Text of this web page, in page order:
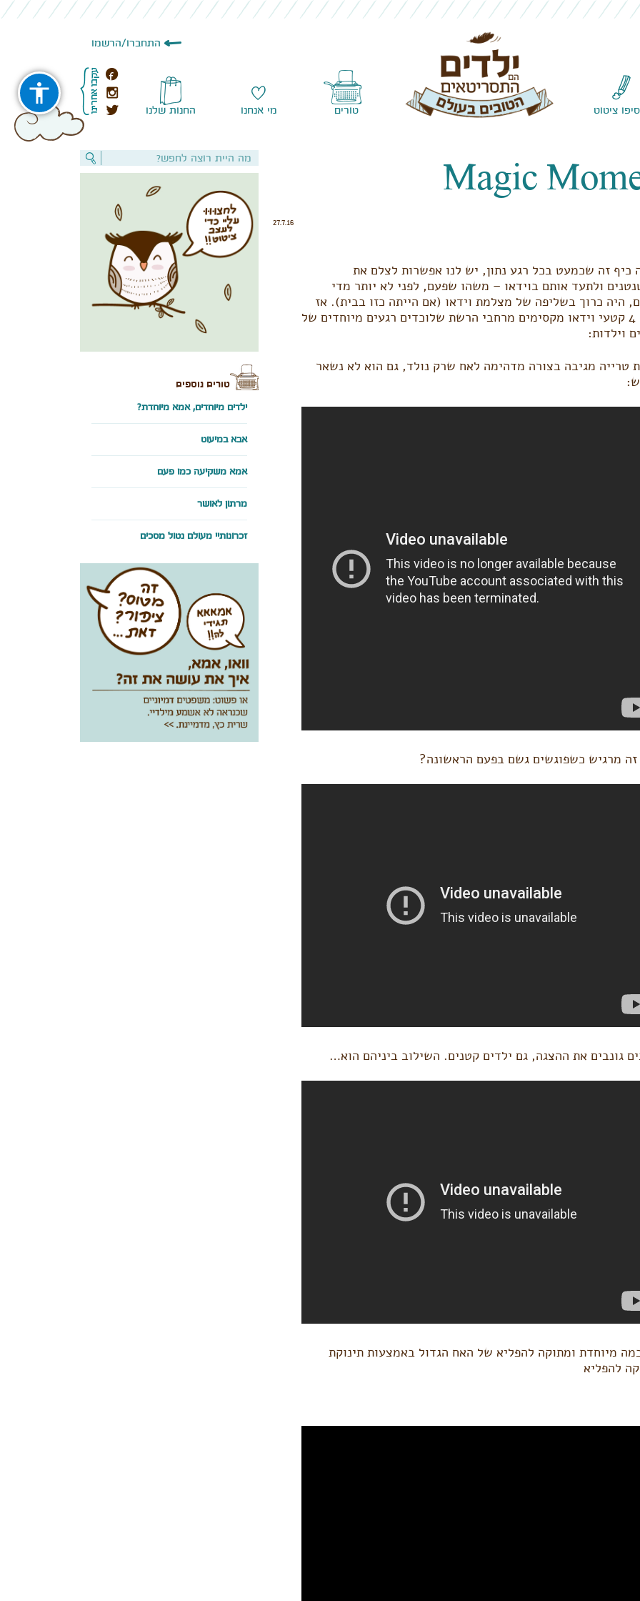
התחברו/הרשמו
Skip to content
ציטוט טורים מי אנחנו החנות שלנו
טורים נוספים
ילדים מיוחדים, אמא מיוחדת?
אבא במיעוט
אמא משקיעה כמו פעם
מרתון לאושר
זכרונותיי מעולם נטול מסכים
Magic
27.7.16
כיף זה שכמעט בכל רגע נתון, יש לנו אפשרות לצלם את
ולתעד אותם בוידאו – משהו שפעם, לפני לא יותר מדי
היה כרוך בשליפה של מצלמת וידאו (אם הייתה כזו בבית). אז
הנה 4 קטעי וידאו מקסימים מרחבי הרשת שלוכדים רגעים מיוחדים של
וילדות:
טרייה מגיבה בצורה מדהימה לאח שרק נולד, גם הוא לא נשאר
זה מרגיש כשפוגשים גשם בפעם הראשונה?
גונבים את ההצגה, גם ילדים קטנים. השילוב ביניהם הוא…
מיוחדת ומתוקה להפליא של האח הגדול באמצעות תינוקת
להפליא